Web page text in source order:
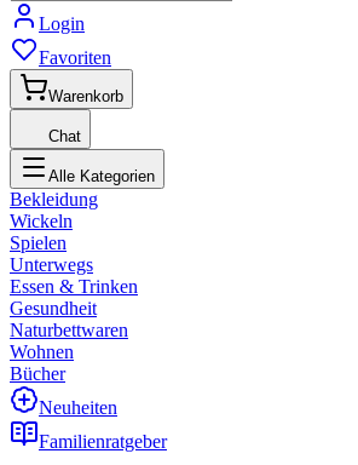
Login
Favoriten
Warenkorb
Chat
Alle Kategorien
Bekleidung
Wickeln
Spielen
Unterwegs
Essen & Trinken
Gesundheit
Naturbettwaren
Wohnen
Bücher
Neuheiten
Familienratgeber